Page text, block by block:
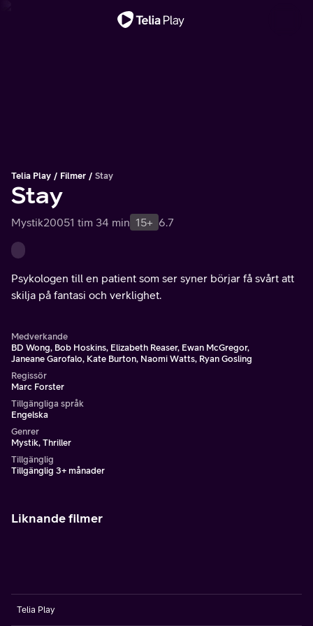
Telia Play Filmer Stay
Stay
Mystik20051 tim 34 min 15+ 6.7
Psykologen till en patient som ser syner börjar få svårt att
skilja på fantasi och verklighet.
Medverkande
BD Wong, Bob Hoskins, Elizabeth Reaser, Ewan McGregor,
Janeane Garofalo, Kate Burton, Naomi Watts, Ryan Gosling
Regissör
Marc Forster
Tillgängliga språk
Engelska
Genrer
Mystik, Thriller
Tillgänglig
Tillgänglig 3+ månader
Liknande filmer
Telia Play